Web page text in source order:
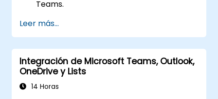
Teams.
resúmenes, transcripciones y análisis de
participación.
Mejorar la colaboración, el seguimiento
de tareas y las acciones posteriores a la
reunión.
Aplicar estrategias avanzadas y casos de
Leer más...
Integración de Microsoft Teams, Outlook,
OneDrive y Lists
14 Horas